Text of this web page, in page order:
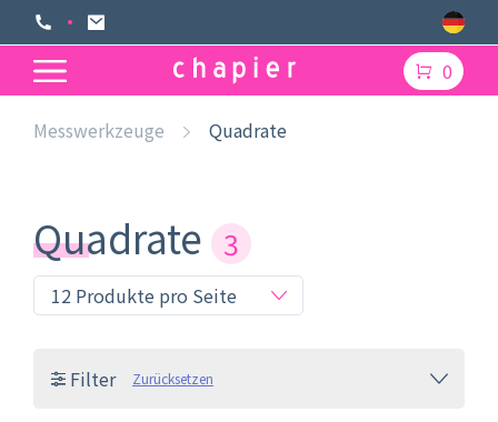
0
Messwerkzeuge Quadrate
Quadrate 3
Filter Zurücksetzen